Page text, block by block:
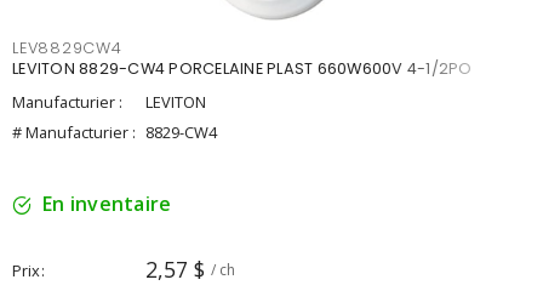
LEV8829CW4
LEVITON 8829-CW4 PORCELAINE PLAST 660W600V 4-1/2PO
Manufacturier :
LEVITON
# Manufacturier : 8829-CW4
En inventaire
Prix 2,57 $ / ch